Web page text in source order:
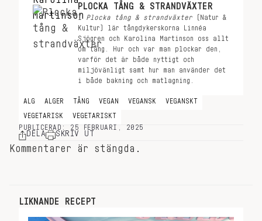
PLOCKA TÅNG & STRANDVÄXTER
I Plocka tång & strandväxter
(Natur &
Kultur) lär tångdykerskorna Linnéa
Sjögren och Karolina Martinson oss allt
om tång. Hur och var man plockar den,
varför det är både nyttigt och
miljövänligt samt hur man använder det
i både bakning och matlagning.
ALG ALGER TÅNG VEGAN VEGANSK VEGANSKT
VEGETARISK
VEGETARISKT
PUBLICERAD: 25 FEBRUARI, 2025
DELA SKRIV UT
Kommentarer är stängda.
LIKNANDE RECEPT